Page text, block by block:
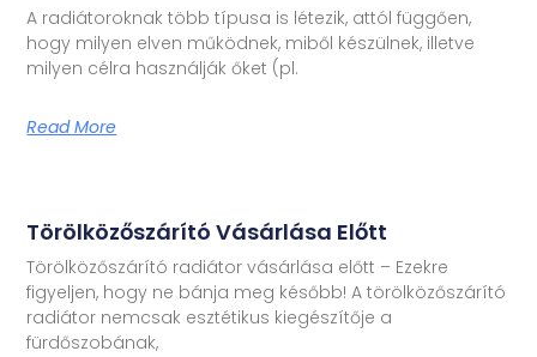
A radiátoroknak több típusa is létezik, attól függően,
hogy milyen elven működnek, miből készülnek, illetve
milyen célra használják őket (pl.
Read More
Törölközőszárító Vásárlása Előtt
Törölközőszárító radiátor vásárlása előtt – Ezekre
figyeljen, hogy ne bánja meg később! A törölközőszárító
radiátor nemcsak esztétikus kiegészítője a
fürdőszobának,